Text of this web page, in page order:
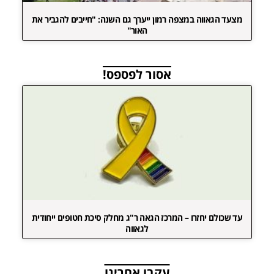
מצעד הגאווה במצפה רמון ייערך גם השנה: "חייבים להגביר את
האור"
אסור לפספס!
עד שכולם יחזרו – המרכז הגאה ר"ג מחלק סיכת חטופים ייחודית
לגאווה